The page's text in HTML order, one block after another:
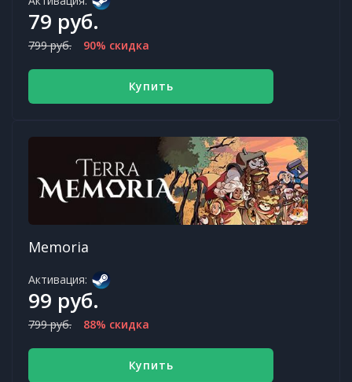
79 руб.
799 руб. 90% скидка
Купить
Memoria
Активация:
99 руб.
799 руб. 88% скидка
Купить